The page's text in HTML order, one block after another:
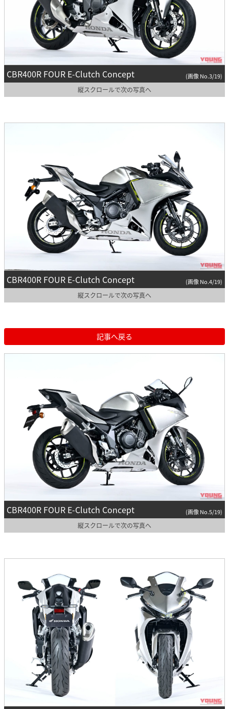
CBR400R FOUR E-Clutch Concept (画像 No.3/19)
縦スクロールで次の写真へ
CBR400R FOUR E-Clutch Concept (画像 No.4/19)
縦スクロールで次の写真へ
記事へ戻る
CBR400R FOUR E-Clutch Concept (画像 No.5/19)
縦スクロールで次の写真へ